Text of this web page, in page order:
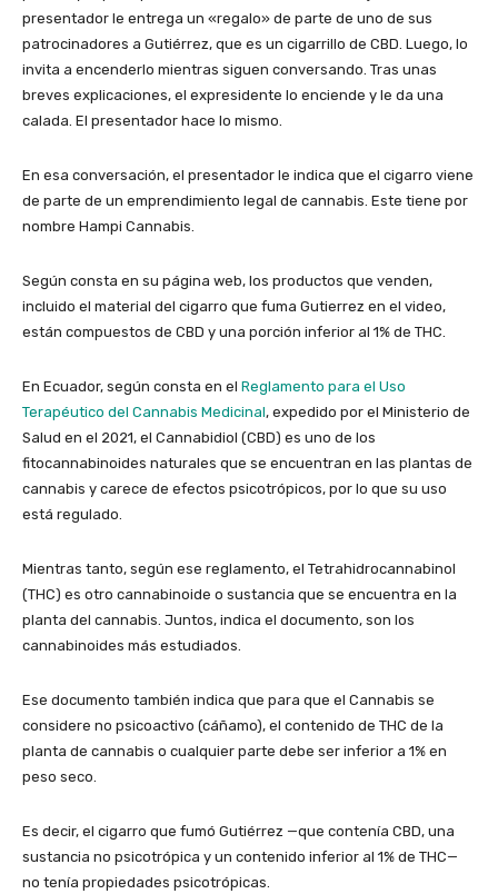
presentador le entrega un «regalo» de parte de uno de sus
patrocinadores a Gutiérrez, que es un cigarrillo de CBD. Luego, lo
invita a encenderlo mientras siguen conversando. Tras unas
breves explicaciones, el expresidente lo enciende y le da una
calada. El presentador hace lo mismo.
En esa conversación, el presentador le indica que el cigarro viene
de parte de un emprendimiento legal de cannabis. Este tiene por
nombre Hampi Cannabis.
Según consta en su página web, los productos que venden,
incluido el material del cigarro que fuma Gutierrez en el video,
están compuestos de CBD y una porción inferior al 1% de THC.
En Ecuador, según consta en el Reglamento para el Uso
Terapéutico del Cannabis Medicinal, expedido por el Ministerio de
Salud en el 2021, el Cannabidiol (CBD) es uno de los
fitocannabinoides naturales que se encuentran en las plantas de
cannabis y carece de efectos psicotrópicos, por lo que su uso
está regulado.
Mientras tanto, según ese reglamento, el Tetrahidrocannabinol
(THC) es otro cannabinoide o sustancia que se encuentra en la
planta del cannabis. Juntos, indica el documento, son los
cannabinoides más estudiados.
Ese documento también indica que para que el Cannabis se
considere no psicoactivo (cáñamo), el contenido de THC de la
planta de cannabis o cualquier parte debe ser inferior a 1% en
peso seco.
Es decir, el cigarro que fumó Gutiérrez —que contenía CBD, una
sustancia no psicotrópica y un contenido inferior al 1% de THC—
no tenía propiedades psicotrópicas.